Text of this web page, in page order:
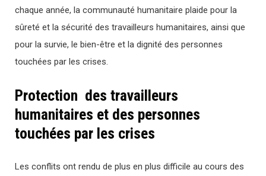
chaque année, la communauté humanitaire plaide pour la
sûreté et la sécurité des travailleurs humanitaires, ainsi que
pour la survie, le bien-être et la dignité des personnes
touchées par les crises.
Protection des travailleurs
humanitaires et des personnes
touchées par les crises
Les conflits ont rendu de plus en plus difficile au cours des